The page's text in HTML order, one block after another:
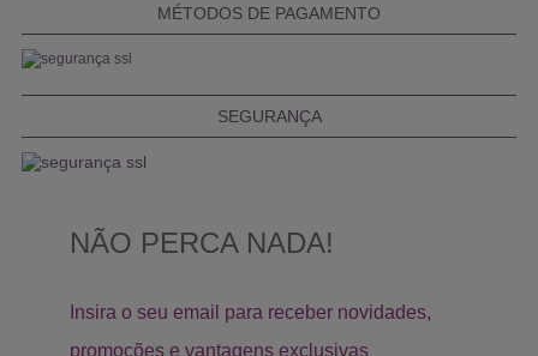
MÉTODOS DE PAGAMENTO
SEGURANÇA